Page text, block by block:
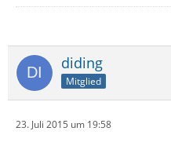
diding
Mitglied
23. Juli 2015 um 19:58